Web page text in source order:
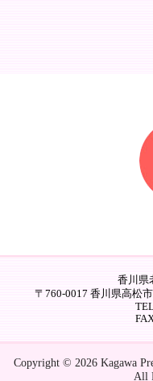
香川県
〒760-0017 香川県高松
Copyright © 2026 Kagawa
All